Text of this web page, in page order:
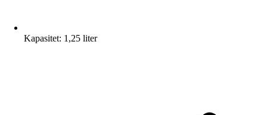
Kapasitet: 1,25 liter